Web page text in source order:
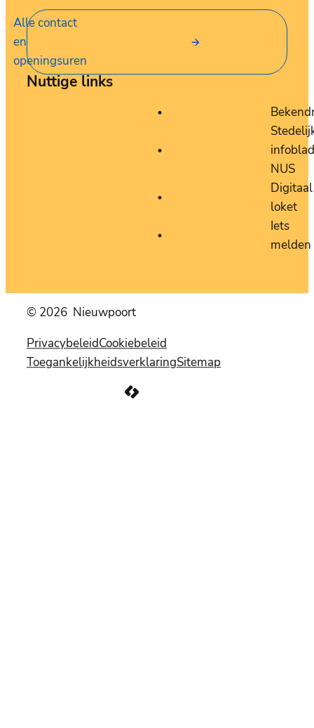
Alle contact
en
openingsuren
Nuttige links
infoblad
NUS
Digitaal
loket
Iets
melden
© 2026 Nieuwpoort
PrivacybeleidCookiebeleid
ToegankelijkheidsverklaringSitemap